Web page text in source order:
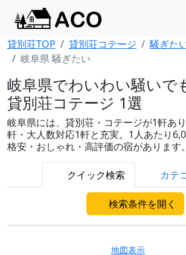
貸別荘TOP 貸別荘コテージ
騒ぎた
岐阜県 騒ぎたい
岐阜県でわいわい騒いで
貸別荘コテージ 1選
岐阜県には、貸別荘・コテージが1軒あ
軒・大人数対応1軒と充実。1人あたり
格安・おしゃれ・高評価の宿があります。
クイック検索 カテ
検索条件を開く
地図表示